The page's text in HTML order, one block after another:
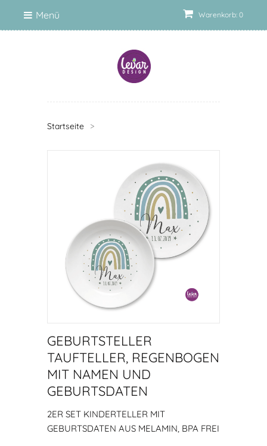
Warenkorb: 0
Menü
Startseite >
GEBURTSTELLER
TAUFTELLER, REGENBOGEN
MIT NAMEN UND
GEBURTSDATEN
2ER SET KINDERTELLER MIT
GEBURTSDATEN AUS MELAMIN, BPA FREI